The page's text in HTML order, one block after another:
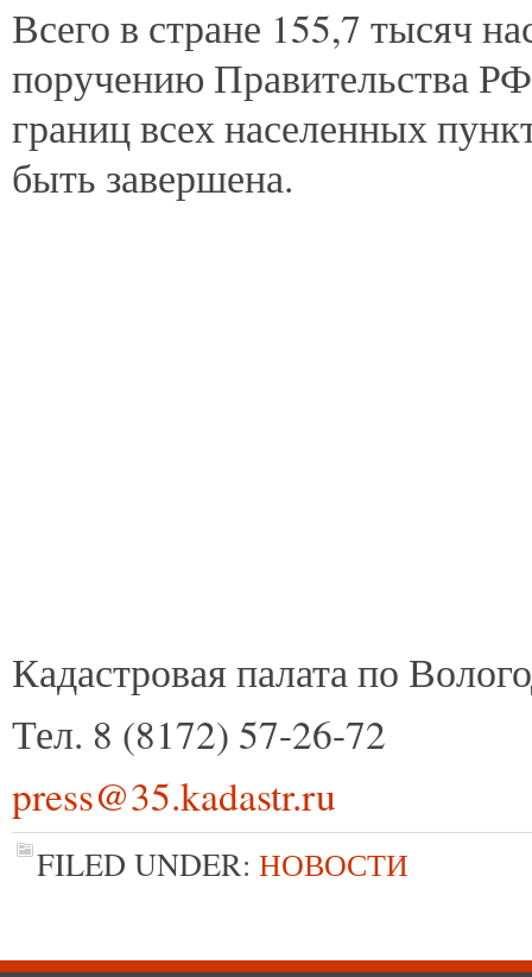
Всего в стране 155,7 тысяч
поручению Правительства
границ всех населенных
быть завершена.
Кадастровая палата по
Тел. 8 (8172) 57-26-72
press@35.kadastr.ru
FILED UNDER: НОВОСТИ